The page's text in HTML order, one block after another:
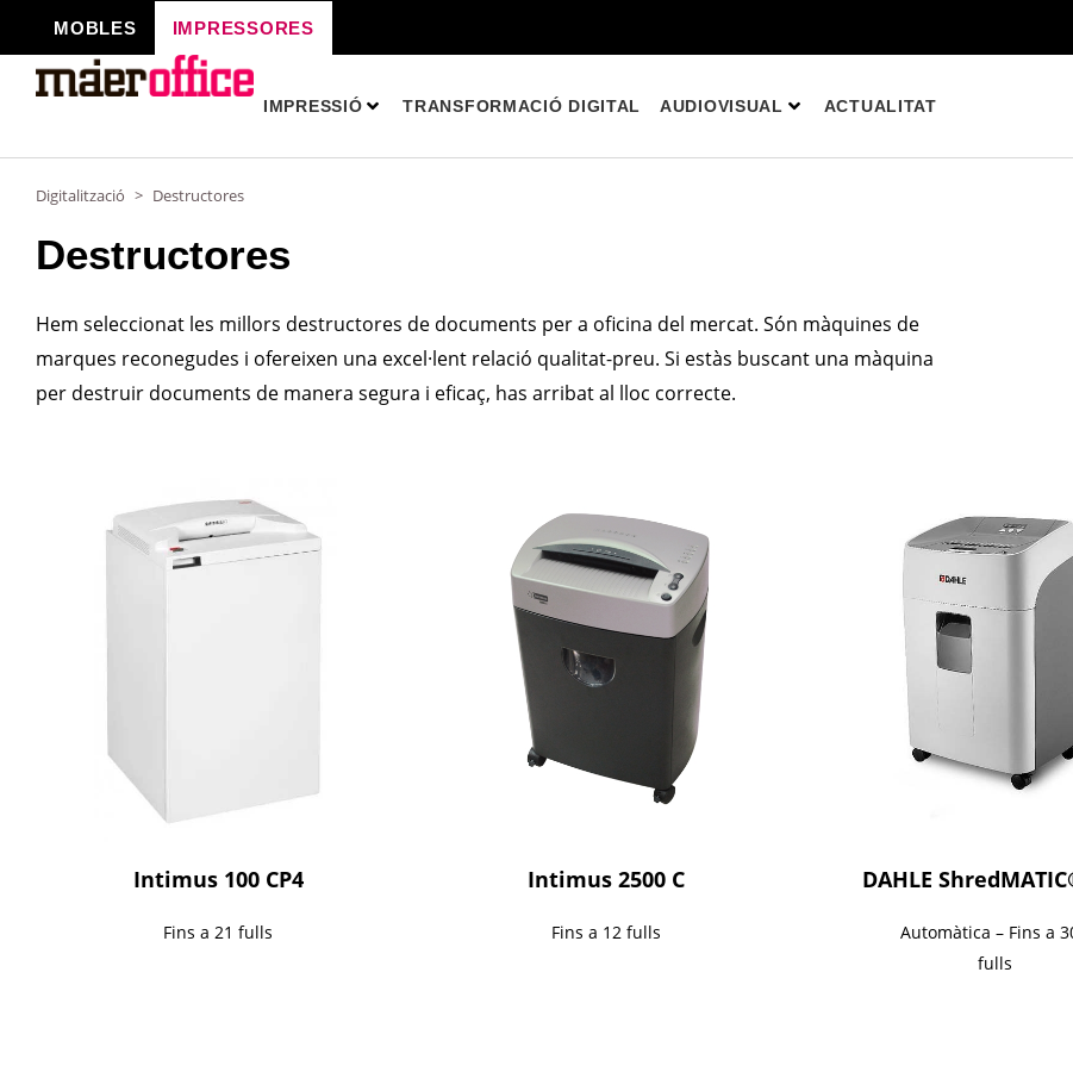
al
contingut
MOBLES IMPRESSORES
IMPRESSIÓ TRANSFORMACIÓ DIGITAL AUDIOVISUAL ACTUALITAT
Digitalització > Destructores
Destructores
Hem seleccionat les millors destructores de documents per a oficina del mercat. Són màquines de
marques reconegudes i ofereixen una excel·lent relació qualitat-preu. Si estàs buscant una màquina
per destruir documents de manera segura i eficaç, has arribat al lloc correcte.
Intimus 100 CP4
Fins a 21 fulls
Intimus 2500 C
Fins a 12 fulls
DAHLE
Automàtica – Fins a
fulls